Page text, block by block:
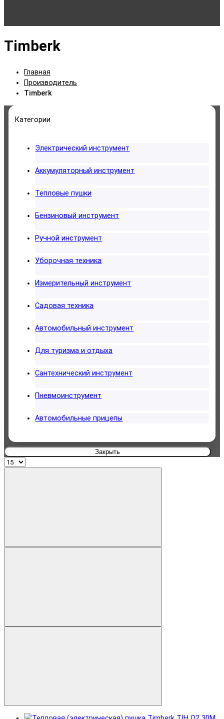
Timberk
Главная
Производитель
Timberk
Категории
Электрический инструмент
Аккумуляторный инструмент
Тепловые пушки
Бензиновый инструмент
Ручной инструмент
Уборочная техника
Измерительный инструмент
Садовая техника
Автомобильный инструмент
Для туризма и отдыха
Сантехнический инструмент
Пневмоинструмент
Автомобильные прицепы
Закрыть